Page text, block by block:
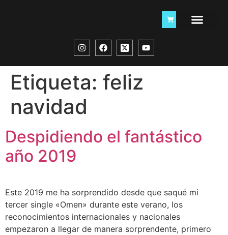
Etiqueta: feliz
navidad
Despidiendo el fantástico
año 2019
Este 2019 me ha sorprendido desde que saqué mi
tercer single «Omen» durante este verano, los
reconocimientos internacionales y nacionales
empezaron a llegar de manera sorprendente, primero